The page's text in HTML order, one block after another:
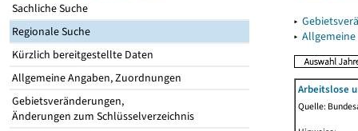
Sachliche Suche
Regionale Suche
Kürzlich bereitgestellte Daten
Allgemeine Angaben, Zuordnungen
Gebietsveränderungen,
Änderungen zum Schlüsselverzeichnis
▸
▸
Arbeitslose
Quelle: